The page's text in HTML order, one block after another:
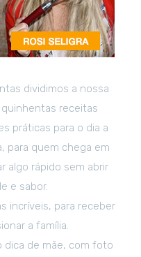
dividimos a nossa
quinhentas receitas
práticas para o dia a
para quem chega em
algo rápido sem abrir
e sabor.
incríveis, para receber
a família.
dica de mãe, com foto